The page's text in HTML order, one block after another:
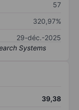
57
320,97%
29-déc.-2025
39,38